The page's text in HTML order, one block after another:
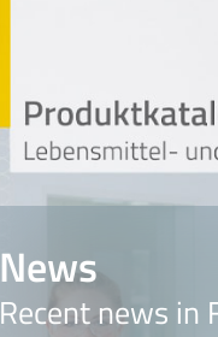
News
Recent news in